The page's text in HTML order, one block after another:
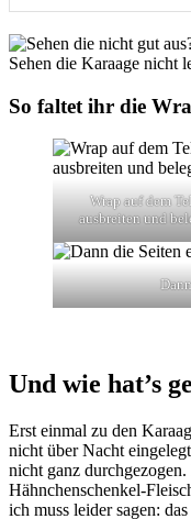
Sehen die Karaage nicht
So faltet ihr die
Wrap auf dem
ausbreiten und
Und wie hat’s
Erst einmal zu den
nicht über Nacht
nicht ganz
Hähnchenschenkel-
ich muss leider sagen: